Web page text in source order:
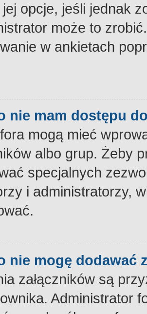
opcje, jeśli jednak
może to
w ankietach
nie mam dostępu
mogą mieć
albo grup. Żeby
specjalnych
i administratorzy,
nie mogę dodawać
załączników są
Administrator